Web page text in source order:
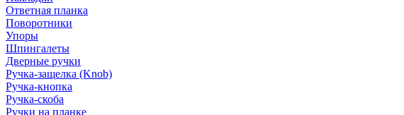
Ответная планка
Поворотники
Упоры
Шпингалеты
Дверные ручки
Ручка-защелка (Knob)
Ручка-кнопка
Ручка-скоба
Ручки на планке